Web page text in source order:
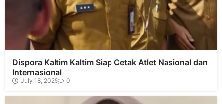
Dispora Kaltim Kaltim Siap Cetak Atlet Nasional dan
Internasional
July 18, 2025 0